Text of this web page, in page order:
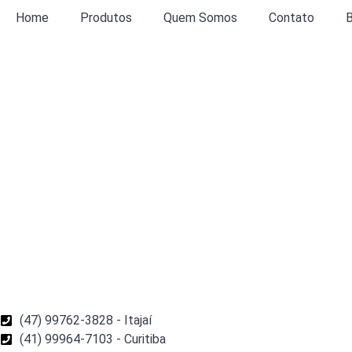
Home Produtos Quem Somos Contato
(47) 99762-3828 - Itajaí
(41) 99964-7103 - Curitiba